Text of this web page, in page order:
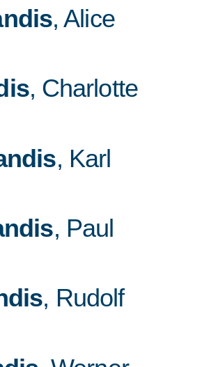
, Alice
, Charlotte
, Karl
, Paul
, Rudolf